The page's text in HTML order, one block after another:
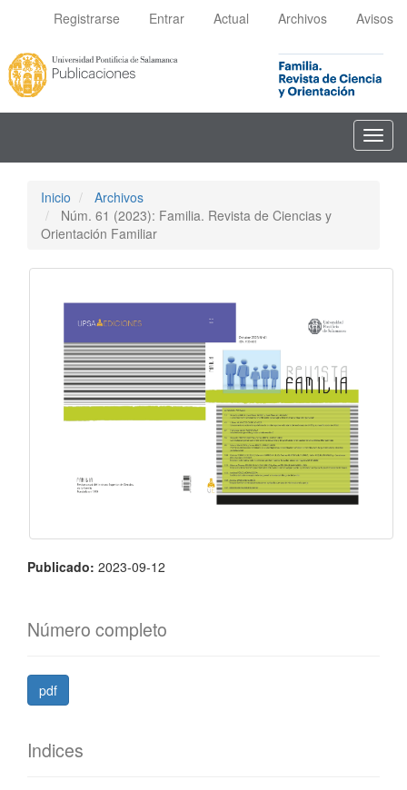
principal
principal
Barra
lateral
Registrarse Entrar Actual Archivos Avisos
Inicio
Archivos
Núm. 61 (2023): Familia. Revista de Ciencias y
Orientación Familiar
Publicado: 2023-09-12
Número completo
pdf
Indices